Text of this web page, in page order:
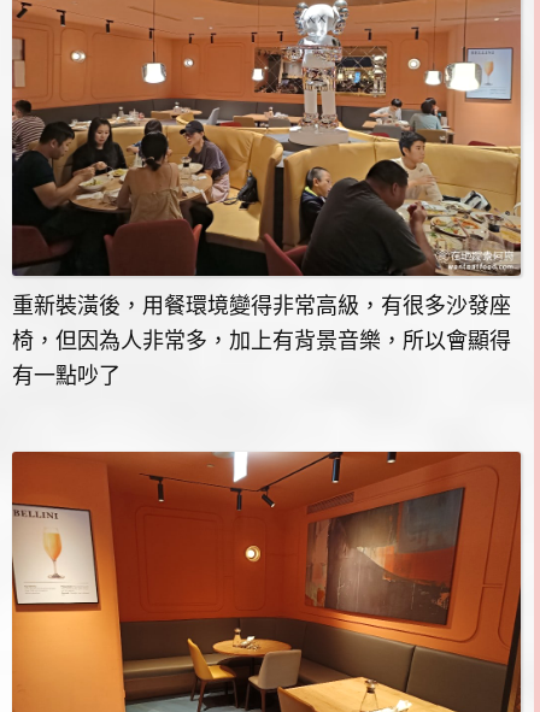
重新裝潢後，用餐環境變得非常高級，有很多沙發座
椅，但因為人非常多，加上有背景音樂，所以會顯得
有一點吵了